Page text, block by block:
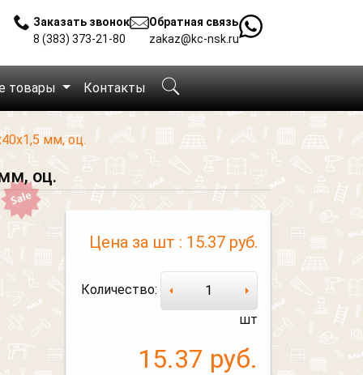
Заказать звонок
8 (383) 373-21-80
Обратная связь
zakaz@kc-nsk.ru
товары Контакты
мм, оц.
оц.
Цена за шт : 15.37 руб.
Количество:
шт
15.37 руб.